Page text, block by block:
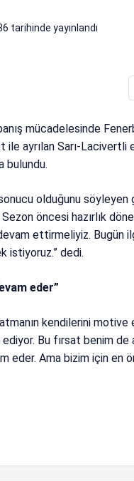
tarihinde yayınlandı
mücadelesinde
ile ayrılan Sarı-
bulundu.
olduğunu
Sezon öncesi hazırlık
ettirmeliyiz.
istiyoruz.” dedi.
eder”
kendilerini
Bu fırsat benim de
eder. Ama bizim için en